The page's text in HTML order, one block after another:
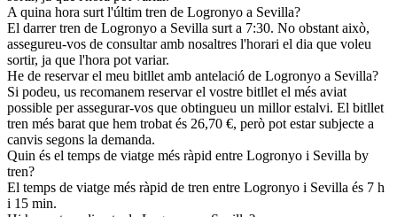
A quina hora surt l'últim tren de Logronyo a Sevilla?
El darrer tren de Logronyo a Sevilla surt a 7:30. No obstant això,
assegureu-vos de consultar amb nosaltres l'horari el dia que voleu
sortir, ja que l'hora pot variar.
He de reservar el meu bitllet amb antelació de Logronyo a Sevilla?
Si podeu, us recomanem reservar el vostre bitllet el més aviat
possible per assegurar-vos que obtingueu un millor estalvi. El bitllet
tren més barat que hem trobat és 26,70 €, però pot estar subjecte a
canvis segons la demanda.
Quin és el temps de viatge més ràpid entre Logronyo i Sevilla by
tren?
El temps de viatge més ràpid de tren entre Logronyo i Sevilla és 7 h
i 15 min.